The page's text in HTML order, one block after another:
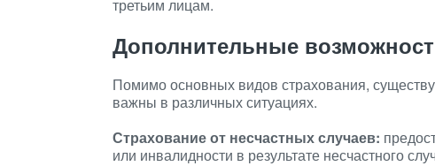
третьим лицам.
Дополнительные
Помимо основных видов страхования,
важны в различных ситуациях.
Страхование от несчастных случаев:
или инвалидности в результате несчастного